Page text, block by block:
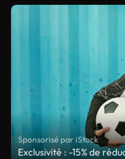
Sponsorisé par iStock
Exclusivité : -15% de